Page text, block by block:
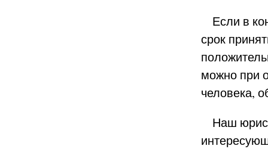
Если в
срок
можно при
человека,
Наш